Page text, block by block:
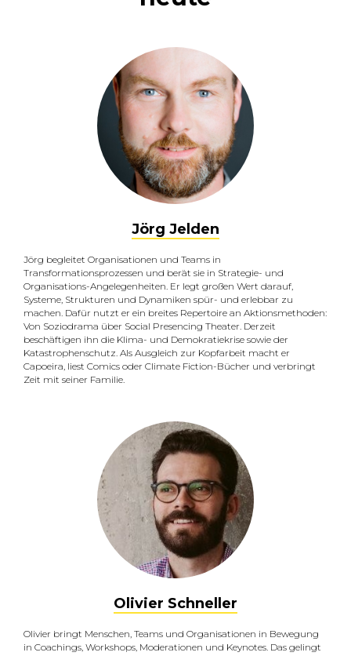
Jörg Jelden
Jörg begleitet Organisationen und Teams in
Transformationsprozessen und berät sie in Strategie- und
Organisations-Angelegenheiten. Er legt großen Wert darauf,
Systeme, Strukturen und Dynamiken spür- und erlebbar zu
machen. Dafür nutzt er ein breites Repertoire an Aktionsmethoden:
Von Soziodrama über Social Presencing Theater. Derzeit
beschäftigen ihn die Klima- und Demokratiekrise sowie der
Katastrophenschutz. Als Ausgleich zur Kopfarbeit macht er
Capoeira, liest Comics oder Climate Fiction-Bücher und verbringt
Zeit mit seiner Familie.
Olivier Schneller
Olivier bringt Menschen, Teams und Organisationen in Bewegung
in Coachings, Workshops, Moderationen und Keynotes. Das gelingt